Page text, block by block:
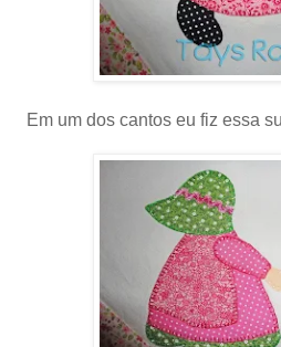
Em um dos cantos eu fiz essa